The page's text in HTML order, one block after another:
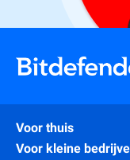
Voor thuis
Voor kleine